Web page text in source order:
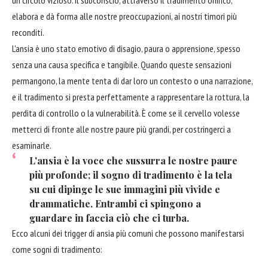
elabora e dà forma alle nostre preoccupazioni, ai nostri timori più
reconditi.
L'ansia è uno stato emotivo di disagio, paura o apprensione, spesso
senza una causa specifica e tangibile. Quando queste sensazioni
permangono, la mente tenta di dar loro un contesto o una narrazione,
e il tradimento si presta perfettamente a rappresentare la rottura, la
perdita di controllo o la vulnerabilità. È come se il cervello volesse
metterci di fronte alle nostre paure più grandi, per costringerci a
esaminarle.
L'ansia è la voce che sussurra le nostre paure
più profonde; il sogno di tradimento è la tela
su cui dipinge le sue immagini più vivide e
drammatiche. Entrambi ci spingono a
guardare in faccia ciò che ci turba.
Ecco alcuni dei trigger di ansia più comuni che possono manifestarsi
come sogni di tradimento: